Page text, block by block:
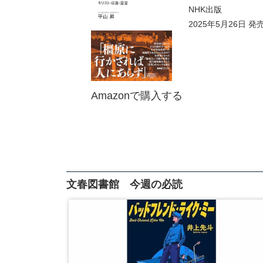
NHK出版
2025年5月26日 発
Amazonで購入する
文春図書館 今週の必読